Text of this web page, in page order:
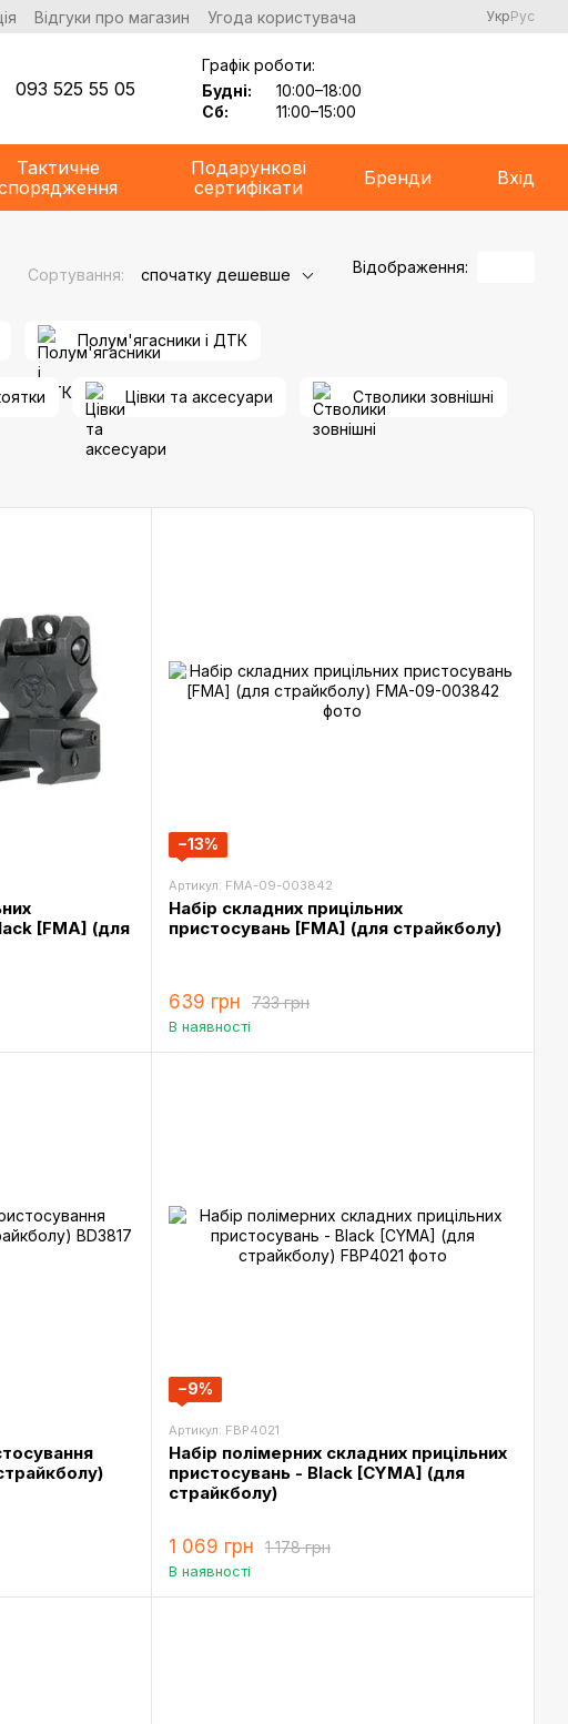
Відгуки про магазин Угода користувача УкрРус
093 525 55 05
Графік роботи:
Будні:
10:00–18:00
Сб:
11:00–15:00
Тактичне
Подарункові
сертифікати
Бренди Вхід
Сортування: спочатку дешевше Відображення:
Полум'ягасники і ДТК
Цівки та аксесуари Стволики зовнішні
[FMA] (для
−13%
Артикул: FMA-09-003842
Набір складних прицільних
пристосувань [FMA] (для страйкболу)
733 грн
639 грн
В наявності
−9%
Артикул: FBP4021
Набір полімерних складних прицільних
пристосувань - Black [CYMA] (для
страйкболу)
1 178 грн
1 069 грн
В наявності